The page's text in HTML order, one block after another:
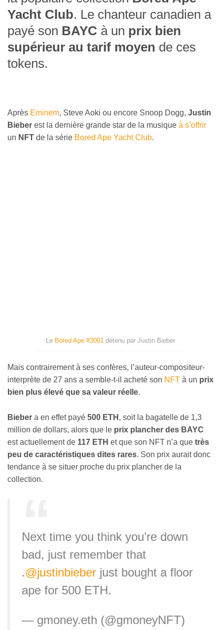
Yacht Club. Le chanteur canadien a
payé son BAYC à un prix bien
supérieur au tarif moyen de ces
tokens.
Après Eminem, Steve Aoki ou encore Snoop Dogg, Justin
Bieber est la dernière grande star de la musique à s’offrir
un NFT de la série Bored Ape Yacht Club.
Le Bored Ape #3001 détenu par Justin Bieber
Mais contrairement à ses confères, l’auteur-compositeur-
interprète de 27 ans a semble-t-il acheté son NFT à un prix
bien plus élevé que sa valeur réelle.
Bieber a en effet payé 500 ETH , soit la bagatelle de 1,3
million de dollars, alors que le prix plancher des BAYC
est actuellement de 117 ETH et que son NFT n’a que très
peu de caractéristiques dites rares. Son prix aurait donc
tendance à se situer proche du prix plancher de la
collection.
Next time you think you’re down
bad, just remember that
.@justinbieber just bought a floor
ape for 500 ETH.
— gmoney.eth (@gmoneyNFT)